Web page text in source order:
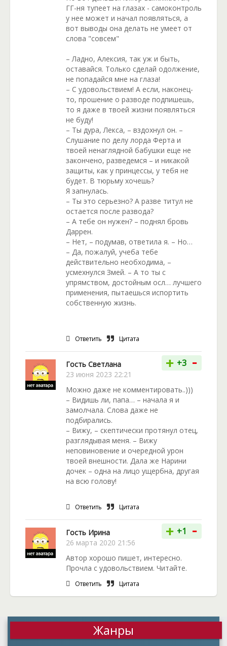
ГГ-ня тупеет на глазах - самоконтроль
у нее может и начал появляться, а
вот выводы она делать не умеет от
слова "совсем"
– Ладно, Алексия, так уж и быть,
оставайся. Только сделай одолжение,
не попадайся мне на глаза!
– С удовольствием! А если, наконец-
то, прошение о разводе подпишешь,
то я даже в твоей жизни появляться
не буду!
– Ты дура, Лекса, – вздохнул он. –
Слушание по делу лорда Ферта и
твоей ненаглядной бабушки еще не
закончено, разведемся – и никакой
защиты, как у принцессы, у тебя не
будет. В тюрьму хочешь?
Я запнулась.
– Ты это серьезно? А разве титул не
остается после развода?
– А тебе он нужен? – поднял бровь
Даррен.
– Нет, – подумав, ответила я. – Но…
– Да, пожалуй, учеба тебе
действительно необходима, –
усмехнулся Змей. – А то ты с
упрямством, достойным осл… лучшего
применения, пытаешься испортить
собственную жизнь.
Ответить Цитата
Гость Светлана
23 июня 2023 22:21
+ +3 -
Можно даже не комментировать..)))
– Видишь ли, папа… – начала я и
замолчала. Слова даже не
подбирались.
– Вижу, – скептически протянул отец,
разглядывая меня. – Вижу
неповиновение и очередной урон
твоей внешности. Дала же Нарини
дочек – одна на лицо ущербна, другая
на всю голову!
Ответить Цитата
Гость Ирина
26 марта 2020 21:56
+ +1 -
Автор хорошо пишет, интересно.
Прочла с удовольствием. Читайте.
Ответить Цитата
Жанры